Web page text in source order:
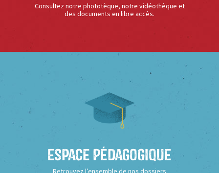
Consultez notre phototèque, notre vidéothèque et
des documents en libre accès.
Espace Pédagogique
Retrouvez l’ensemble de nos dossiers